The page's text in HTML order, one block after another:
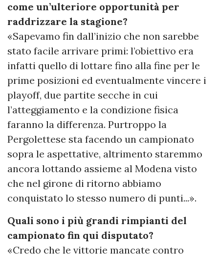
come un’ulteriore opportunità per
raddrizzare la stagione?
«Sapevamo fin dall’inizio che non sarebbe
stato facile arrivare primi: l’obiettivo era
infatti quello di lottare fino alla fine per le
prime posizioni ed eventualmente vincere i
playoff, due partite secche in cui
l’atteggiamento e la condizione fisica
faranno la differenza. Purtroppo la
Pergolettese sta facendo un campionato
sopra le aspettative, altrimento staremmo
ancora lottando assieme al Modena visto
che nel girone di ritorno abbiamo
conquistato lo stesso numero di punti...».
Quali sono i più grandi rimpianti del
campionato fin qui disputato?
«Credo che le vittorie mancate contro